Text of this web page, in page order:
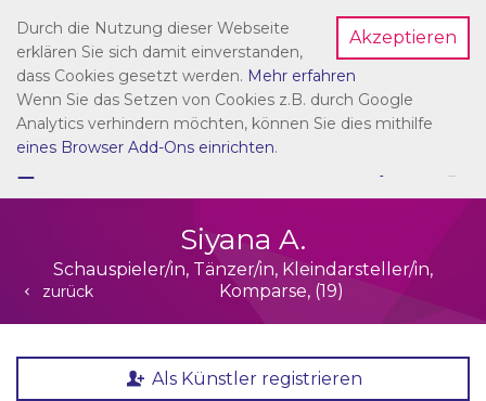
Dein Account
☰
Siyana A.
zurück
Schauspieler/in, Tänzer/in, Kleindarsteller/in,
Komparse, (19)
Als Künstler registrieren
Akzeptieren
Durch die Nutzung dieser Webseite
erklären Sie sich damit einverstanden,
dass Cookies gesetzt werden. Mehr erfahren
Wenn Sie das Setzen von Cookies z.B. durch Google
Analytics verhindern möchten, können Sie dies mithilfe
eines Browser Add-Ons einrichten.